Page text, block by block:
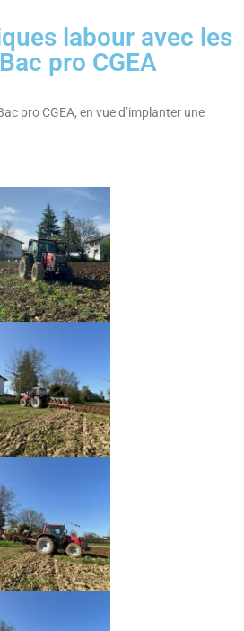
labour avec les
pro CGEA
pro CGEA, en vue d’implanter une